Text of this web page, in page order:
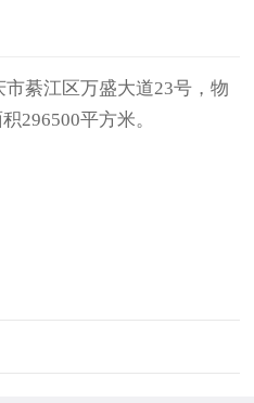
市綦江区万盛大道23号，物
积296500平方米。